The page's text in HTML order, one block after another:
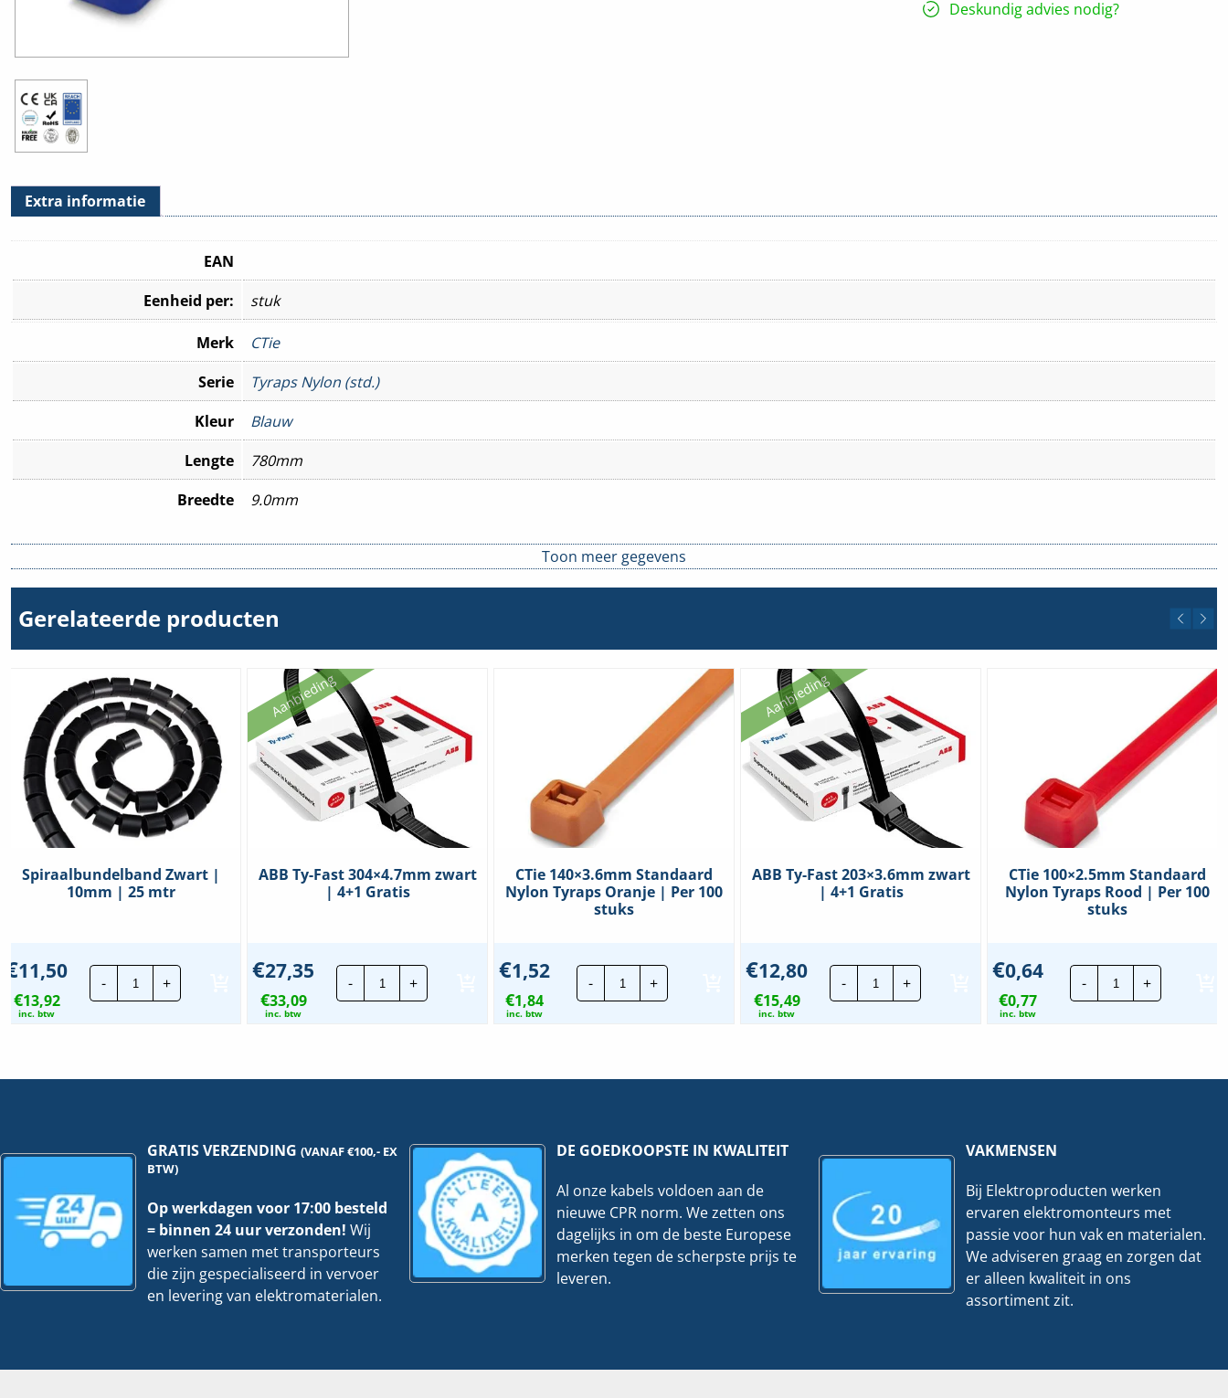
hoeveelheid
Deskundig advies nodig?
Extra informatie
EAN
Eenheid per:
stuk
Merk
CTie
Serie
Tyraps Nylon (std.)
Kleur
Blauw
Lengte
780mm
Breedte
9.0mm
Toon meer gegevens
Gerelateerde producten
Spiraalbundelband Zwart |
10mm | 25 mtr
€11,50
€13,92
inc. btw
-
Spiraalbundelband
Zwart
|
+
Aanbieding
ABB Ty-Fast 304×4.7mm zwart
| 4+1 Gratis
€27,35
€33,09
inc. btw
-
ABB
Ty-
Fast
+
CTie 140×3.6mm Standaard
Nylon Tyraps Oranje | Per 100
stuks
€1,52
€1,84
inc. btw
-
CTie
140x3.6mm
Standaard
+
Aanbieding
ABB Ty-Fast 203×3.6mm zwart
| 4+1 Gratis
€12,80
€15,49
inc. btw
-
ABB
Ty-
Fast
+
CTie 100×2.5mm Standaard
Nylon Tyraps Rood | Per 100
stuks
€0,64
€0,77
inc. btw
-
CTie
100x2.5mm
Standaard
+
GRATIS VERZENDING(VANAF €100,- EX
BTW)
Op werkdagen voor 17:00 besteld
= binnen 24 uur verzonden! Wij
werken samen met transporteurs
die zijn gespecialiseerd in vervoer
en levering van elektromaterialen.
DE GOEDKOOPSTE IN KWALITEIT
Al onze kabels voldoen aan de
nieuwe CPR norm. We zetten ons
dagelijks in om de beste Europese
merken tegen de scherpste prijs te
leveren.
VAKMENSEN
Bij Elektroproducten werken
ervaren elektromonteurs met
passie voor hun vak en materialen.
We adviseren graag en zorgen dat
er alleen kwaliteit in ons
assortiment zit.